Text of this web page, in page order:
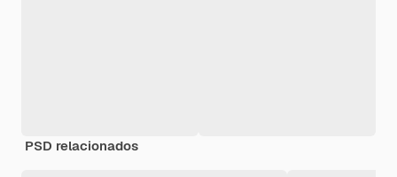
PSD relacionados